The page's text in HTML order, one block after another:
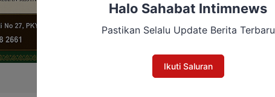
Halo Sahabat Intimnews
Pastikan Selalu Update Berita Terbaru
Ikuti Saluran